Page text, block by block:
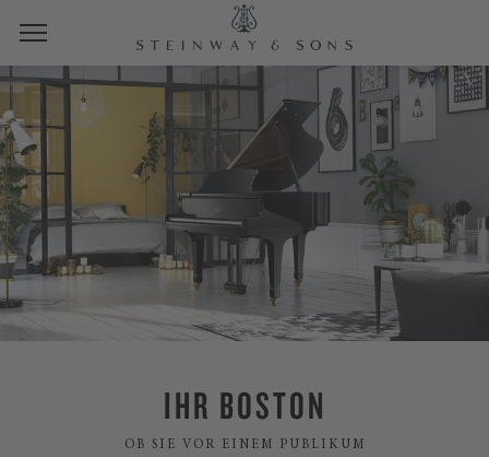
IHR BOSTON
OB SIE VOR EINEM PUBLIKUM